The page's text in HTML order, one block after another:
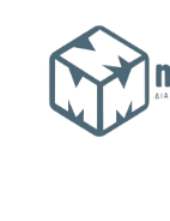
περιεχόμενο